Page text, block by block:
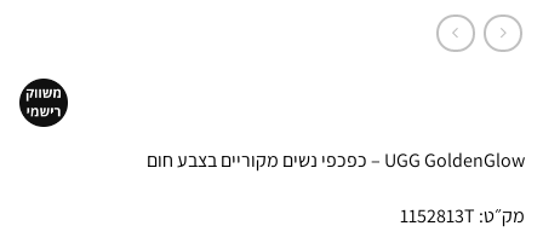
UGG GoldenGlow – כפכפי נשים מקוריים בצבע חום
מק״ט: 1152813T